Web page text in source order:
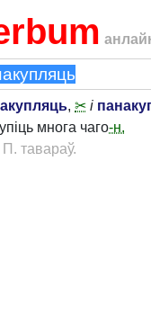
, ✂ і
многа чаго-н.
П. тавараў.